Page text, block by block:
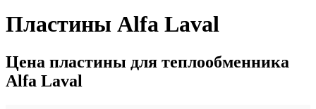
Пластины Alfa Laval
Цена пластины для теплообменника
Alfa Laval